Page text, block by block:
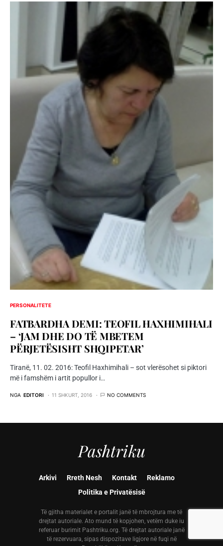
PERSONALITETE
FATBARDHA DEMI: TEOFIL HAXHIMIHALI
– ‘JAM DHE DO TË MBETEM
PËRJETËSISHT SHQIPETAR’
Tiranë, 11. 02. 2016: Teofil Haxhimihali – sot vlerësohet si piktori
më i famshëm i artit popullor i…
NGA EDITORI 11 SHKURT, 2016 NO COMMENTS
Pashtriku
Arkivi Rreth Nesh Kontakt
Reklamo
Politika e Privatësisë
Të gjitha materialet e portalit janë të mbrojtura me të
drejtat autoriale. Ato mund të kopjohen, vetëm duke iu
referuar burimit Pashtriku.org. Të drejtat autoriale janë
të rezervuara, sipas dispozitave ligjore në fuqi në